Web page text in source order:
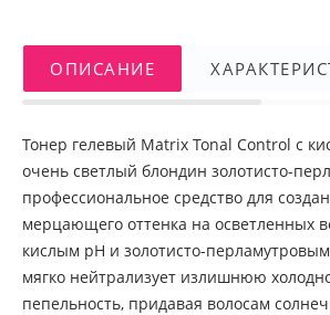
ОПИСАНИЕ
Тонер гелевый Matrix Tonal Control с
очень светлый блондин золотисто-
профессиональное средство для
мерцающего оттенка на осветленных
кислым pH и золотисто-
мягко нейтрализует излишнюю
пепельность, придавая волосам